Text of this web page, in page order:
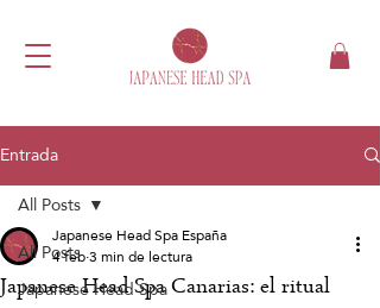
Entrada
All Posts
Japanese Head Spa
All Posts
Japanese Head Spa Canarias: el ritual
Japanese Head Spa España
4 feb3 min de lectura